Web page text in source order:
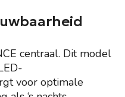
centraal. Dit model
voor optimale